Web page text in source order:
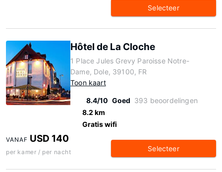
Selecteer
Hôtel de La Cloche
1 Place Jules Grevy Paroisse Notre-
Dame, Dole, 39100, FR
Toon kaart
8.4/10 Goed 393 beoordelingen
8.2 km
Gratis wifi
VANAF USD 140
per kamer / per nacht Selecteer